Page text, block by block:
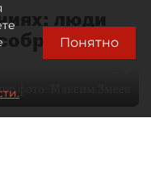
люди
фото:
Понятно